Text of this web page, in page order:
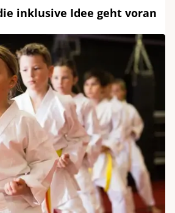
inklusive Idee geht voran